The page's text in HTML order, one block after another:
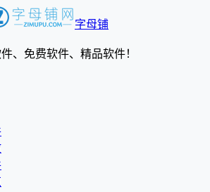
字母铺
、免费软件、精品软件！